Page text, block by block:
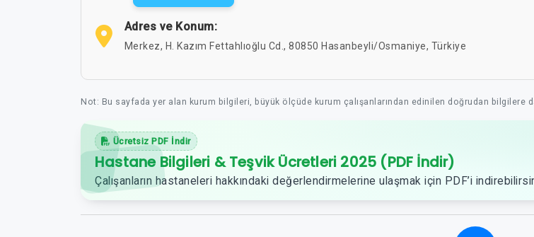
Adres ve Konum:
Merkez, H. Kazım Fettahlıoğlu Cd., 80850 Hasanbeyli/Osmaniye, Türkiye
Not: Bu sayfada yer alan kurum bilgileri, büyük ölçüde kurum çalışanlarından edinilen doğrudan bilgilere
Ücretsiz PDF İndir
Hastane Bilgileri & Teşvik Ücretleri 2025 (PDF İndir)
Çalışanların hastaneleri hakkındaki değerlendirmelerine ulaşmak için PDF’i